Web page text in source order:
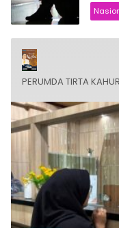
PERUMDA TIRTA